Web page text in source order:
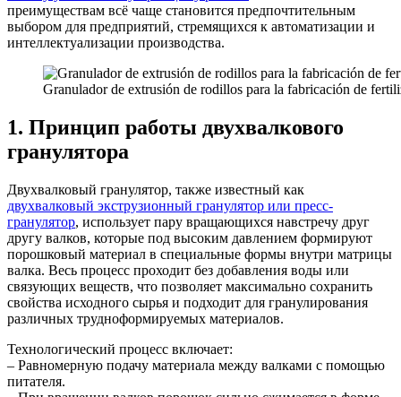
преимуществам всё чаще становится предпочтительным
выбором для предприятий, стремящихся к автоматизации и
интеллектуализации производства.
Granulador de extrusión de rodillos para la fabricación de
1. Принцип работы двухвалкового
гранулятора
Двухвалковый гранулятор, также известный как
двухвалковый экструзионный гранулятор или пресс-
гранулятор, использует пару вращающихся навстречу друг
другу валков, которые под высоким давлением формируют
порошковый материал в специальные формы внутри матрицы
валка. Весь процесс проходит без добавления воды или
связующих веществ, что позволяет максимально сохранить
свойства исходного сырья и подходит для гранулирования
различных трудноформируемых материалов.
Технологический процесс включает:
– Равномерную подачу материала между валками с помощью
питателя.